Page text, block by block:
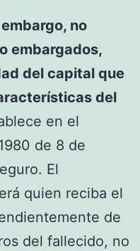
no
embargados,
del capital que
del
en el
de 8 de
El
quien reciba el
de
del fallecido, no